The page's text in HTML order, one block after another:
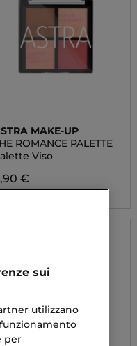
MAKE-UP
ROMANCE PALETTE
Viso
€
sui
utilizzano
per